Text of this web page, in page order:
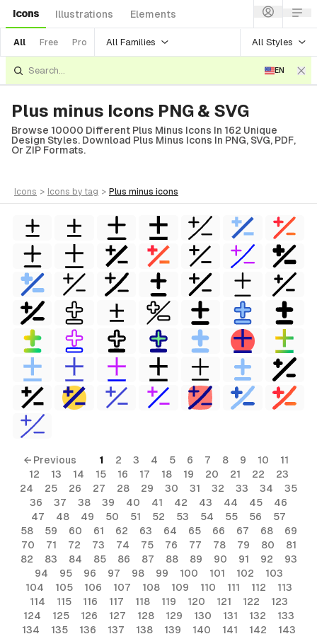
Icons Illustrations Elements
All Free Pro All Families All Styles
EN
Plus minus Icons PNG & SVG
Browse 10000 Different Plus Minus Icons In 162 Unique
Design Styles. Download Plus Minus Icons In PNG, SVG, PDF,
Or ZIP Formats.
icons > icons by tag > plus minus icons
← Previous 1 2 3 4 5 6 7 8 9 10
11
12
13 14 15 16 17 18 19 20 21 22
23
24
25 26 27 28 29 30 31 32 33 34
35
36
37 38 39 40 41 42 43 44 45
46
47
48 49 50 51 52 53 54 55 56
57
58
59 60 61 62 63 64 65 66 67 68
69
70
71 72 73 74 75 76 77 78 79 80
81
82
83 84 85 86 87 88 89 90 91 92
93
94
95 96 97 98 99 100 101 102
103
104
105 106 107 108 109 110 111 112
113
114
115 116 117 118 119 120 121 122
123
124
125 126 127 128 129 130 131 132
133
134
135 136 137 138 139 140 141 142 143